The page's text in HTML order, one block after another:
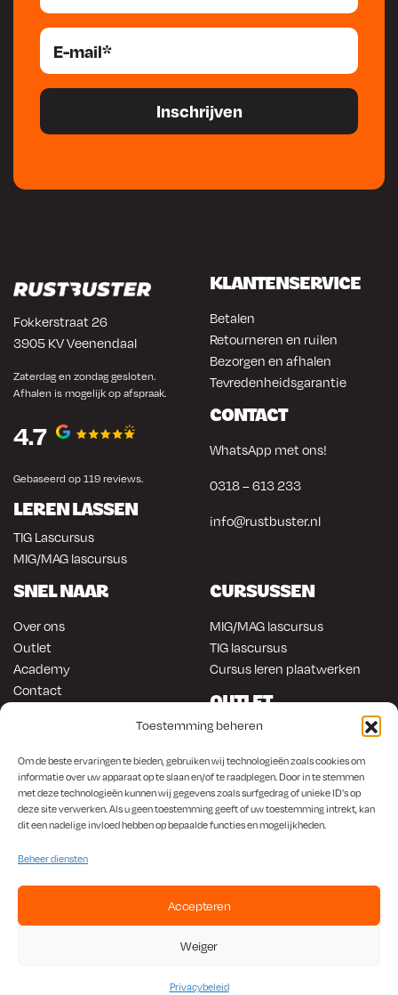
Toestemming beheren
Om de beste ervaringen te bieden, gebruiken wij technologieën zoals cookies om
informatie over uw apparaat op te slaan en/of te raadplegen. Door in te stemmen
met deze technologieën kunnen wij gegevens zoals surfgedrag of unieke ID's op
deze site verwerken. Als u geen toestemming geeft of uw toestemming intrekt, kan
dit een nadelige invloed hebben op bepaalde functies en mogelijkheden.
Beheer diensten
Accepteren
Weiger
Privacybeleid
Fokkerstraat 26
3905 KV Veenendaal
Zaterdag en zondag gesloten.
Afhalen is mogelijk op afspraak.
4.7
Gebaseerd op 119 reviews.
LEREN LASSEN
TIG Lascursus
MIG/MAG lascursus
KLANTENSERVICE
Betalen
Retourneren en ruilen
Bezorgen en afhalen
Tevredenheidsgarantie
CONTACT
WhatsApp met ons!
0318 – 613 233
info@rustbuster.nl
SNEL NAAR
Over ons
Outlet
Academy
Contact
ONLINE KOPEN
Lasapparatuur
Anti-roest producten
Werkplaats en automotive
Autorestauratie en plaatwerk
CURSUSSEN
MIG/MAG lascursus
TIG lascursus
Cursus leren plaatwerken
OUTLET
Gereedschap
Om en in de auto werken
Lasapparatuur
Overige producten